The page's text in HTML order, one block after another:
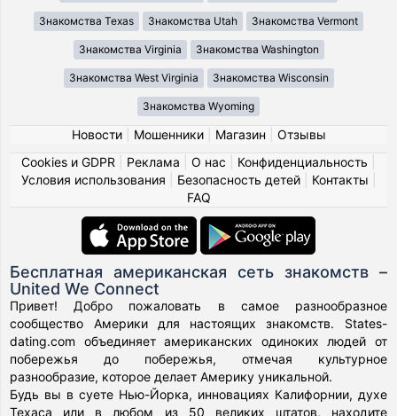
Знакомства Texas Знакомства Utah Знакомства Vermont
Знакомства Virginia Знакомства Washington
Знакомства West Virginia Знакомства Wisconsin
Знакомства Wyoming
Новости| Мошенники| Магазин
Отзывы
Cookies и GDPR
Реклама О нас Конфиденциальность
Условия использования
Безопасность детей| Контакты
FAQ
Бесплатная американская сеть знакомств –
United We Connect
Привет! Добро пожаловать в самое разнообразное
сообщество Америки для настоящих знакомств. States-
dating.com объединяет американских одиноких людей от
побережья до побережья, отмечая культурное
разнообразие, которое делает Америку уникальной.
Будь вы в суете Нью-Йорка, инновациях Калифорнии, духе
Техаса или в любом из 50 великих штатов, находите